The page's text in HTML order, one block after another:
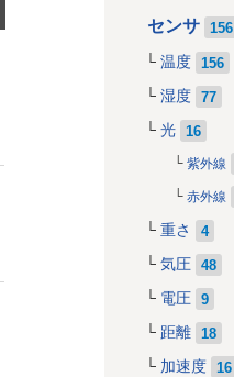
センサ 156
温度 156
湿度 77
光 16
紫外線
赤外線
重さ 4
気圧 48
電圧 9
距離 18
加速度 16